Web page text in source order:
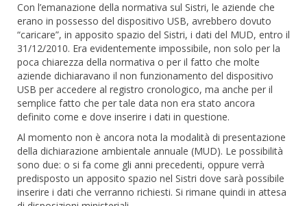
Con l’emanazione della normativa sul Sistri, le aziende che
erano in possesso del dispositivo USB, avrebbero dovuto
“caricare”, in apposito spazio del Sistri, i dati del MUD, entro il
31/12/2010. Era evidentemente impossibile, non solo per la
poca chiarezza della normativa o per il fatto che molte
aziende dichiaravano il non funzionamento del dispositivo
USB per accedere al registro cronologico, ma anche per il
semplice fatto che per tale data non era stato ancora
definito come e dove inserire i dati in questione.
Al momento non è ancora nota la modalità di presentazione
della dichiarazione ambientale annuale (MUD). Le possibilità
sono due: o si fa come gli anni precedenti, oppure verrà
predisposto un apposito spazio nel Sistri dove sarà possibile
inserire i dati che verranno richiesti. Si rimane quindi in attesa